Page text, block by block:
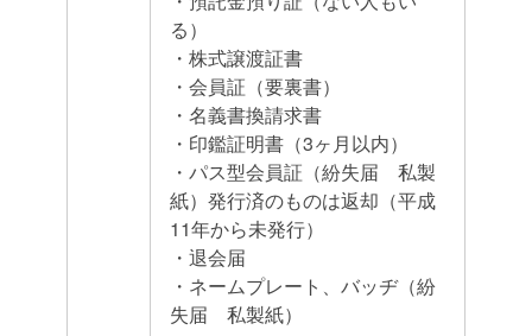
る）
・株式譲渡証書
・会員証（要裏書）
・名義書換請求書
・印鑑証明書（3ヶ月以内）
・パス型会員証（紛失届 私製
紙）発行済のものは返却（平成
11年から未発行）
・退会届
・ネームプレート、バッヂ（紛
失届 私製紙）